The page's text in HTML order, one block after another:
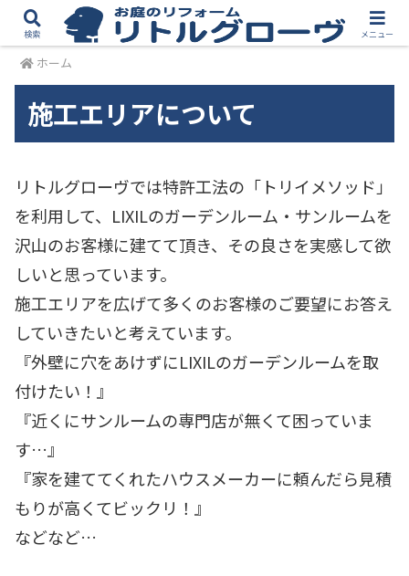
ホーム
施工エリアについて
リトルグローヴでは特許工法の「トリイメソッド」
を利用して、LIXILのガーデンルーム・サンルームを
沢山のお客様に建てて頂き、その良さを実感して欲
しいと思っています。
施工エリアを広げて多くのお客様のご要望にお答え
していきたいと考えています。
『外壁に穴をあけずにLIXILのガーデンルームを取
付けたい！』
『近くにサンルームの専門店が無くて困っていま
す…』
『家を建ててくれたハウスメーカーに頼んだら見積
もりが高くてビックリ！』
などなど…
検索 メニュー